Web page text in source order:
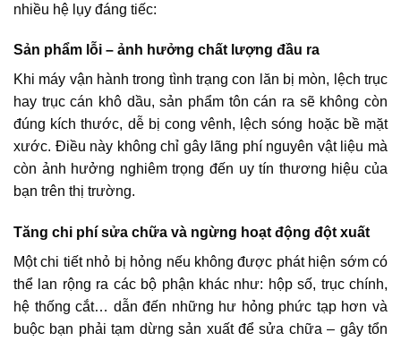
nhiều hệ lụy đáng tiếc:
Sản phẩm lỗi – ảnh hưởng chất lượng đầu ra
Khi máy vận hành trong tình trạng con lăn bị mòn, lệch trục
hay trục cán khô dầu, sản phẩm tôn cán ra sẽ không còn
đúng kích thước, dễ bị cong vênh, lệch sóng hoặc bề mặt
xước. Điều này không chỉ gây lãng phí nguyên vật liệu mà
còn ảnh hưởng nghiêm trọng đến uy tín thương hiệu của
bạn trên thị trường.
Tăng chi phí sửa chữa và ngừng hoạt động đột xuất
Một chi tiết nhỏ bị hỏng nếu không được phát hiện sớm có
thể lan rộng ra các bộ phận khác như: hộp số, trục chính,
hệ thống cắt… dẫn đến những hư hỏng phức tạp hơn và
buộc bạn phải tạm dừng sản xuất để sửa chữa – gây tổn